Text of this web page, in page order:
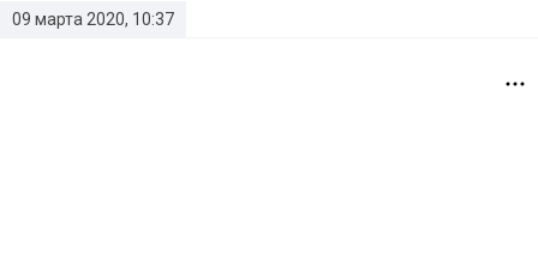
09 марта 2020, 10:37